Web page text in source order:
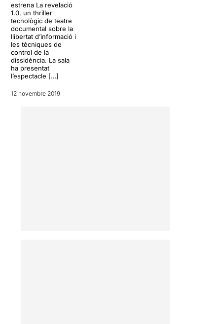
estrena La revelació
1.0, un thriller
tecnològic de teatre
documental sobre la
llibertat d’informació i
les tècniques de
control de la
dissidència. La sala
ha presentat
l’espectacle […]
12 novembre 2019